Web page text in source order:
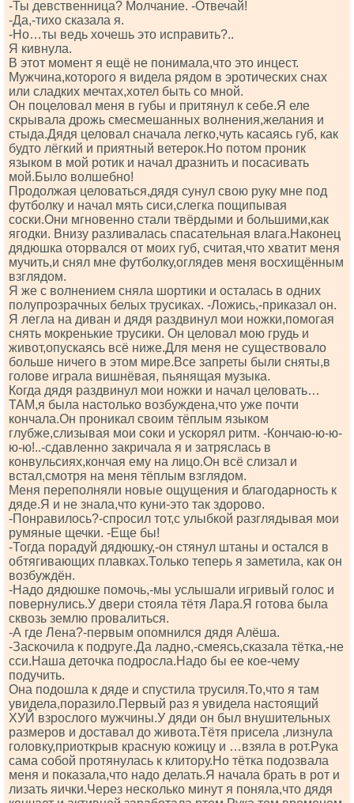
-Ты девственница? Молчание. -Отвечай!
-Да,-тихо сказала я.
-Но…ты ведь хочешь это исправить?..
Я кивнула.
В этот момент я ещё не понимала,что это инцест.
Мужчина,которого я видела рядом в эротических снах
или сладких мечтах,хотел быть со мной.
Он поцеловал меня в губы и притянул к себе.Я еле
скрывала дрожь смесмешанных волнения,желания и
стыда.Дядя целовал сначала легко,чуть касаясь губ, как
будто лёгкий и приятный ветерок.Но потом проник
языком в мой ротик и начал дразнить и посасивать
мой.Было волшебно!
Продолжая целоваться,дядя сунул свою руку мне под
футболку и начал мять сиси,слегка пощипывая
соски.Они мгновенно стали твёрдыми и большими,как
ягодки. Внизу разливалась спасательная влага.Наконец
дядюшка оторвался от моих губ, считая,что хватит меня
мучить,и снял мне футболку,оглядев меня восхищённым
взглядом.
Я же с волнением сняла шортики и осталась в одних
полупрозрачных белых трусиках. -Ложись,-приказал он.
Я легла на диван и дядя раздвинул мои ножки,помогая
снять мокренькие трусики. Он целовал мою грудь и
живот,опускаясь всё ниже.Для меня не существовало
больше ничего в этом мире.Все запреты были сняты,в
голове играла вишнёвая, пьянящая музыка.
Когда дядя раздвинул мои ножки и начал целовать…
ТАМ,я была настолько возбуждена,что уже почти
кончала.Он проникал своим тёплым языком
глубже,слизывая мои соки и ускорял ритм. -Кончаю-ю-ю-
ю-ю!..-сдавленно закричала я и затряслась в
конвульсиях,кончая ему на лицо.Он всё слизал и
встал,смотря на меня тёплым взглядом.
Меня переполняли новые ощущения и благодарность к
дяде.Я и не знала,что куни-это так здорово.
-Понравилось?-спросил тот,с улыбкой разглядывая мои
румяные щечки. -Еще бы!
-Тогда порадуй дядюшку,-он стянул штаны и остался в
обтягивающих плавках.Только теперь я заметила, как он
возбуждён.
-Надо дядюшке помочь,-мы услышали игривый голос и
повернулись.У двери стояла тётя Лара.Я готова была
сквозь землю провалиться.
-А где Лена?-первым опомнился дядя Алёша.
-Заскочила к подруге.Да ладно,-смеясь,сказала тётка,-не
сси.Наша деточка подросла.Надо бы ее кое-чему
подучить.
Она подошла к дяде и спустила трусиля.То,что я там
увидела,поразило.Первый раз я увидела настоящий
ХУЙ взрослого мужчины.У дяди он был внушительных
размеров и доставал до живота.Тётя присела ,лизнула
головку,приоткрыв красную кожицу и …взяла в рот.Рука
сама собой протянулась к клитору.Но тётка подозвала
меня и показала,что надо делать.Я начала брать в рот и
лизать яички.Через несколько минут я поняла,что дядя